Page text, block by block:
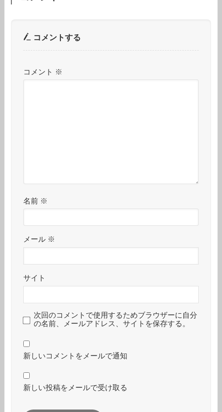
コメントする
コメント ※
名前 ※
メール ※
サイト
次回のコメントで使用するためブラウザーに自分
の名前、メールアドレス、サイトを保存する。
新しいコメントをメールで通知
新しい投稿をメールで受け取る